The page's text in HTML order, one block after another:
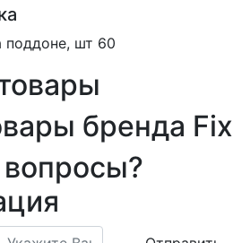
поддоне, шт 60
бренда Fix